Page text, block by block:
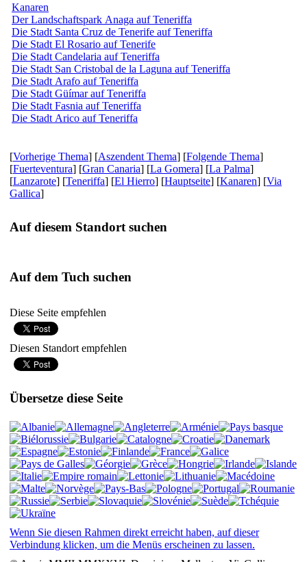
Kanaren
Der Landschaftspark Anaga auf Teneriffa
Die Stadt Santa Cruz de Tenerife auf Teneriffa
Die Stadt El Rosario auf Tenerife
Die Stadt Candelaria auf Teneriffa
Die Stadt San Cristobal de la Laguna auf Teneriffa
Die Stadt Arafo auf Teneriffa
Die Stadt Güímar auf Teneriffa
Die Stadt Fasnia auf Teneriffa
Die Stadt Arico auf Teneriffa
[Vorherige Thema] [Aszendent Thema] [Folgende Thema]
[Fuerteventura] [Gran Canaria] [La Gomera] [La Palma]
[Lanzarote] [Teneriffa] [El Hierro] [Hauptseite] [Kanaren] [Via
Gallica]
Auf diesem Standort suchen
Auf dem Tuch suchen
Diese Seite empfehlen
Diesen Standort empfehlen
Übersetze diese Seite
Wenn Sie diesen Rahmen direkt erreicht haben, auf dieser
Verbindung klicken, um die Menüs erscheinen zu lassen.